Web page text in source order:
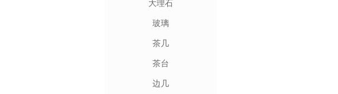
大理石
玻璃
茶几
茶台
边几